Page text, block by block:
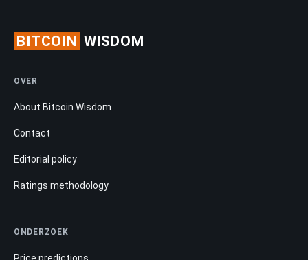
BITCOIN WISDOM
OVER
About Bitcoin Wisdom
Contact
Editorial policy
Ratings methodology
ONDERZOEK